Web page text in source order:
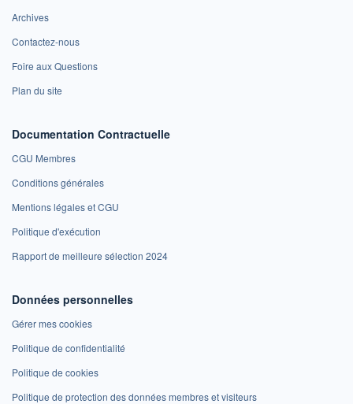
Archives
Contactez-nous
Foire aux Questions
Plan du site
Documentation Contractuelle
CGU Membres
Conditions générales
Mentions légales et CGU
Politique d'exécution
Rapport de meilleure sélection 2024
Données personnelles
Gérer mes cookies
Politique de confidentialité
Politique de cookies
Politique de protection des données membres et visiteurs